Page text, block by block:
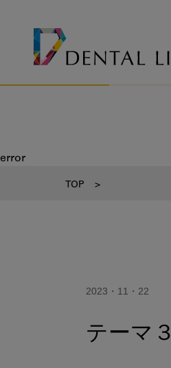
error
TOP >
2023・11・22
テーマ３